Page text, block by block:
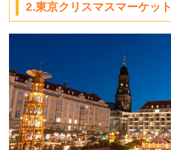
2.東京クリスマスマーケット